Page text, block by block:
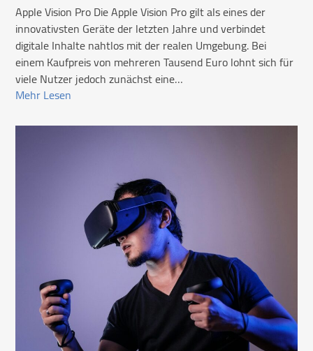
Apple Vision Pro Die Apple Vision Pro gilt als eines der
innovativsten Geräte der letzten Jahre und verbindet
digitale Inhalte nahtlos mit der realen Umgebung. Bei
einem Kaufpreis von mehreren Tausend Euro lohnt sich für
viele Nutzer jedoch zunächst eine…
Mehr Lesen